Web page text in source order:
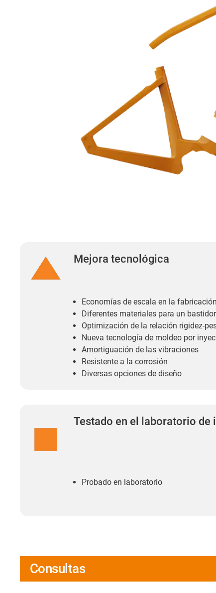
Mejora tecnológica
Economías de escala en la
Diferentes materiales para un bastidor
Optimización de la relación rigidez-
Nueva tecnología de moldeo por
Amortiguación de las vibraciones
Resistente a la corrosión
Diversas opciones de diseño
Testado en el laboratorio de
Probado en laboratorio
Consultas